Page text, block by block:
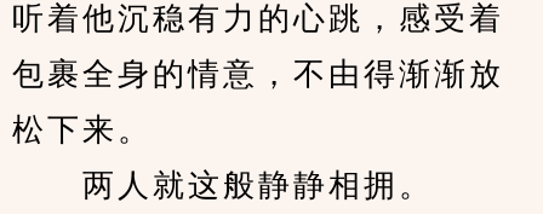
听着他沉稳有力的心跳，感受着
包裹全身的情意，不由得渐渐放
松下来。
两人就这般静静相拥。